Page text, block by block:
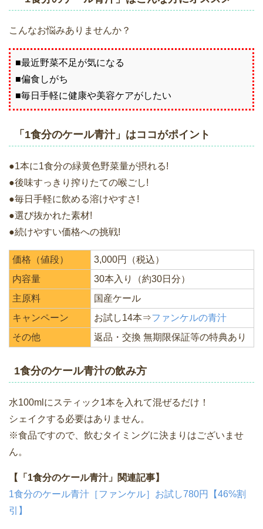
こんなお悩みありませんか？
■最近野菜不足が気になる
■偏食しがち
■毎日手軽に健康や美容ケアがしたい
「1食分のケール青汁」はココがポイント
●1本に1食分の緑黄色野菜量が摂れる!
●後味すっきり搾りたての喉ごし!
●毎日手軽に飲める溶けやすさ!
●選び抜かれた素材!
●続けやすい価格への挑戦!
価格（値段）
3,000円（税込）
内容量
30本入り（約30日分）
主原料
国産ケール
キャンペーン
お試し14本⇒ファンケルの青汁
その他
返品・交換 無期限保証等の特典あり
1食分のケール青汁の飲み方
水100mlにスティック1本を入れて混ぜるだけ！
シェイクする必要はありません。
※食品ですので、飲むタイミングに決まりはございませ
ん。
【「1食分のケール青汁」関連記事】
1食分のケール青汁［ファンケル］お試し780円【46%割
引】